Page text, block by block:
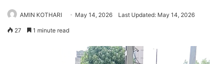
AMIN KOTHARI May 14, 2026 Last Updated: May 14, 2026
27 1 minute read